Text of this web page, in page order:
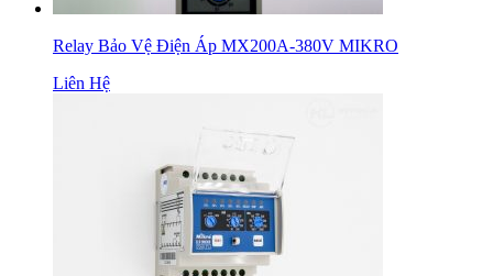
Relay Bảo Vệ Điện Áp MX200A-380V MIKRO
Liên Hệ